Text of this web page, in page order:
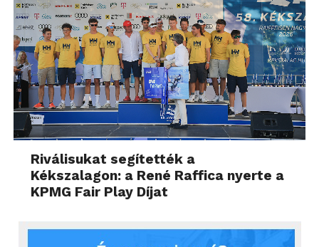
Riválisukat segítették a
Kékszalagon: a René Raffica nyerte a
KPMG Fair Play Díjat